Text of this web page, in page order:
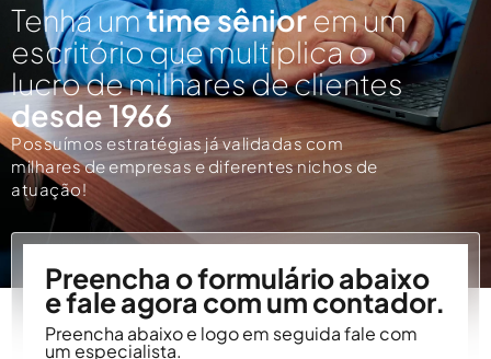
Tenha umtime sêniorem um
escritório que multiplica o
lucro de milhares de clientes
desde 1966
Possuímos estratégias já validadas com
milhares de empresas e diferentes nichos de
atuação!
Preencha o formulário abaixo
e fale agora com um contador.
Preencha abaixo e logo em seguida fale com
um especialista.